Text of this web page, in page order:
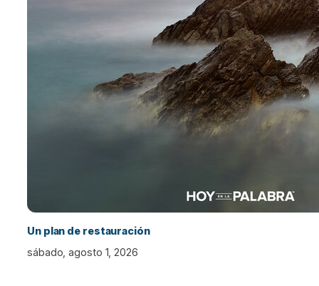
Un plan de restauración
sábado, agosto 1, 2026